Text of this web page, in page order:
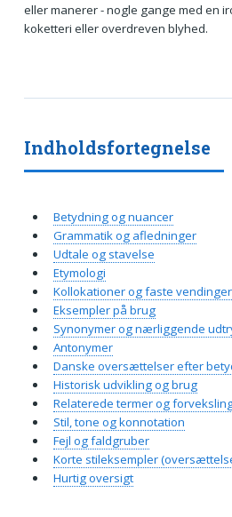
eller manerer - nogle gange med en
koketteri eller overdreven blyhed.
Indholdsfortegnelse
Betydning og nuancer
Grammatik og afledninger
Udtale og stavelse
Etymologi
Kollokationer og faste vendinger
Eksempler på brug
Synonymer og nærliggende
Antonymer
Danske oversættelser efter
Historisk udvikling og brug
Relaterede termer og
Stil, tone og konnotation
Fejl og faldgruber
Korte stileksempler
Hurtig oversigt